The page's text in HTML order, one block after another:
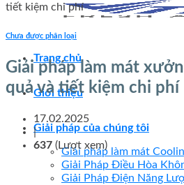
Trang chủ
Giới thiệu
Giải pháp của chúng tôi
Giải pháp làm mát
Giải Pháp Điều Hòa
Giải Pháp Điện Năng
tiết kiệm chi phí
Chưa được phân loại
Giải pháp làm mát
quả và tiết kiệm chi phí
17.02.2025
|
637 (Lượt xem)